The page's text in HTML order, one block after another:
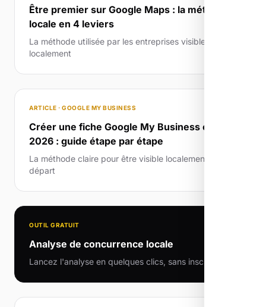
Être premier sur Google Maps : la méthode
locale en 4 leviers
La méthode utilisée par les entreprises visibles
localement
ARTICLE · GOOGLE MY BUSINESS
Créer une fiche Google My Business en
2026 : guide étape par étape
La méthode claire pour être visible localement dès le
départ
OUTIL GRATUIT
Analyse de concurrence locale
Lancez l'analyse en quelques clics, sans inscription.